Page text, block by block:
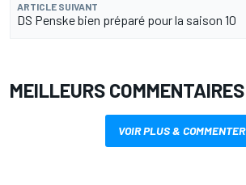
ARTICLE SUIVANT
DS Penske bien préparé pour la saison 10
MEILLEURS COMMENTAIRES
VOIR PLUS & COMMENTER